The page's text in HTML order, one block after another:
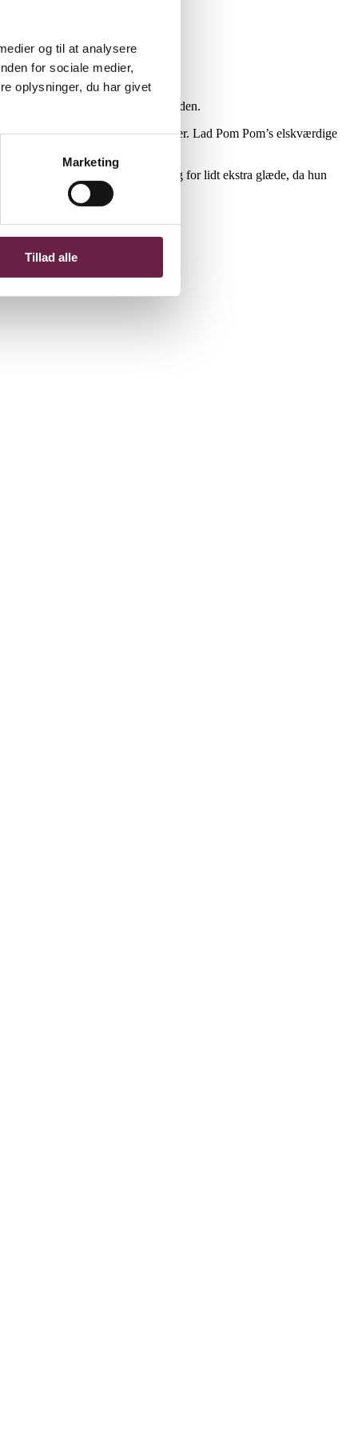
og til at analysere
for sociale medier,
oplysninger, du har givet
Marketing
Tillad alle
eller hvor du kunne tænke dig den.
der passer til alle kroge og hjørner. Lad Pom Pom’s elskværdige
Chi Chi overalt, hvor du har brug for lidt ekstra glæde, da hun